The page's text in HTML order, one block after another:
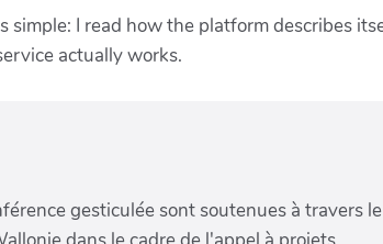
gesticulée sont soutenues à travers le